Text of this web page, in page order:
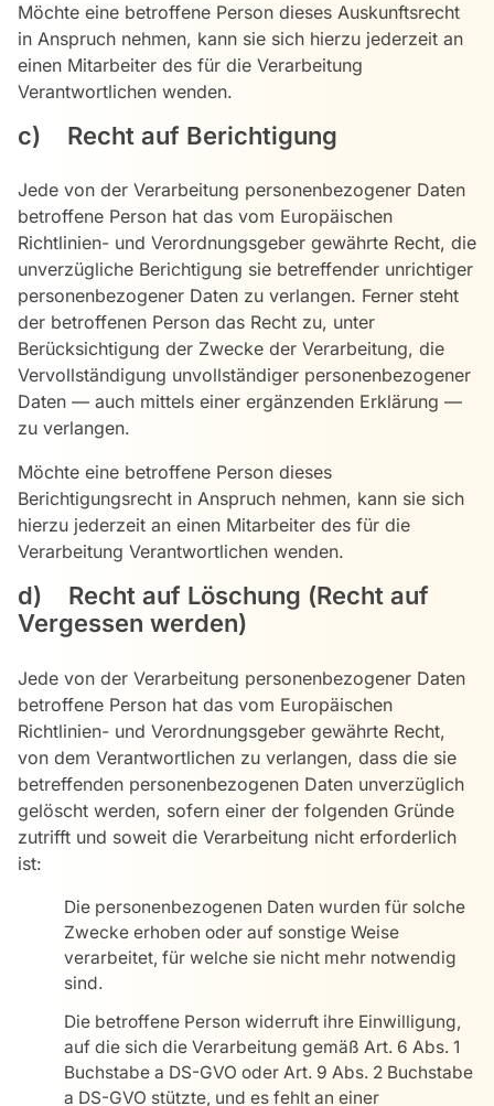
Möchte eine betroffene Person dieses Auskunftsrecht
in Anspruch nehmen, kann sie sich hierzu jederzeit an
einen Mitarbeiter des für die Verarbeitung
Verantwortlichen wenden.
c) Recht auf Berichtigung
Jede von der Verarbeitung personenbezogener Daten
betroffene Person hat das vom Europäischen
Richtlinien- und Verordnungsgeber gewährte Recht, die
unverzügliche Berichtigung sie betreffender unrichtiger
personenbezogener Daten zu verlangen. Ferner steht
der betroffenen Person das Recht zu, unter
Berücksichtigung der Zwecke der Verarbeitung, die
Vervollständigung unvollständiger personenbezogener
Daten — auch mittels einer ergänzenden Erklärung —
zu verlangen.
Möchte eine betroffene Person dieses
Berichtigungsrecht in Anspruch nehmen, kann sie sich
hierzu jederzeit an einen Mitarbeiter des für die
Verarbeitung Verantwortlichen wenden.
d) Recht auf Löschung (Recht auf
Vergessen werden)
Jede von der Verarbeitung personenbezogener Daten
betroffene Person hat das vom Europäischen
Richtlinien- und Verordnungsgeber gewährte Recht,
von dem Verantwortlichen zu verlangen, dass die sie
betreffenden personenbezogenen Daten unverzüglich
gelöscht werden, sofern einer der folgenden Gründe
zutrifft und soweit die Verarbeitung nicht erforderlich
ist:
Die personenbezogenen Daten wurden für solche
Zwecke erhoben oder auf sonstige Weise
verarbeitet, für welche sie nicht mehr notwendig
sind.
Die betroffene Person widerruft ihre Einwilligung,
auf die sich die Verarbeitung gemäß Art. 6 Abs. 1
Buchstabe a DS-GVO oder Art. 9 Abs. 2 Buchstabe
a DS-GVO stützte, und es fehlt an einer